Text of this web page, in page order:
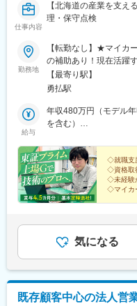
仕事内容
【北海道の産業を支え
理・保守点検
勤務地
【転勤なし】★マイカ
の補助あり！現在活躍
す。★U・Iターン歓迎
場合、交通費・宿泊料
最大月3万3500円の補
ご用意！ランニングコ
145-149アクセス：JR
駅」より車で9分※受動
【最寄り駅】
勇払駅
給与
年収480万円（モデル
を含む）
を含む）
◇就職支
◇資格取
◇未経験
◇マイカ
「あな
気になる
既存顧客中心の法人営